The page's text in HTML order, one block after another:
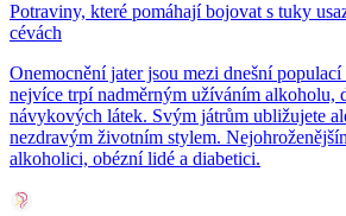
Potraviny, které pomáhají bojovat s tuky
cévách
Onemocnění jater jsou mezi dnešní populací
nejvíce trpí nadměrným užíváním alkoholu,
návykových látek. Svým játrům ubližujete
nezdravým životním stylem.
alkoholici, obézní lidé a diabetici.